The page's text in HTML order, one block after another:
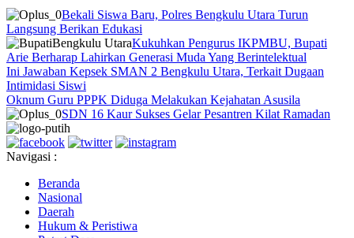
Bekali Siswa Baru, Polres Bengkulu Utara Turun
Langsung Berikan Edukasi
Kukuhkan Pengurus IKPMBU, Bupati
Arie Berharap Lahirkan Generasi Muda Yang Berintelektual
Ini Jawaban Kepsek SMAN 2 Bengkulu Utara, Terkait Dugaan
Intimidasi Siswi
Oknum Guru PPPK Diduga Melakukan Kejahatan Asusila
SDN 16 Kaur Sukses Gelar Pesantren Kilat Ramadan
Navigasi :
Beranda
Nasional
Daerah
Hukum & Peristiwa